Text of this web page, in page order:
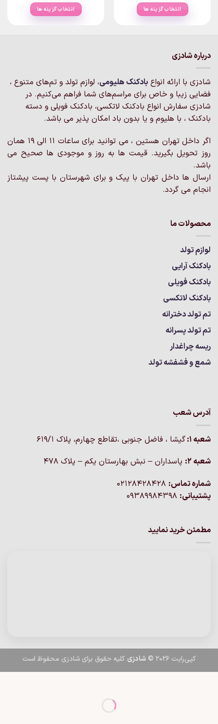
انتخاب گزینه ها
باشد.
گزینه
ها
ممکن
است
صفحه
محصول
شوند
انتخاب گزینه ها
باشد.
گزینه
ممکن
است
صفحه
محصول
شوند
درباره شادزی
شادزی با ارائه انواع بادکنک‌ هلیومی، لوازم تولد و تم‌های متنوع ،
فضایی زیبا و خاص برای مراسم‌های شما فراهم می‌کنیم. در
شادزی سفارش انواع بادکنک لاتکسی، بادکنک فویلی و دسته
بادکنک ، با هلیوم و یا بدون باد امکان پذیر می باشد.
اگر داخل تهران هستین ، می توانید برای ساعات 11 الی 19 همان
روز تحویل بگیرید. قیمت ها به روز و موجودی ها صحیح می
باشد.
ارسال ها داخل تهران با پیک و برای شهرستان با پست پیشتاز
انجام می گردد.
محصولات ما
لوازم تولد
بادکنک آرایی
بادکنک فویلی
بادکنک لاتکسی
تم تولد دخترانه
تم تولد پسرانه
ریسه چراغدار
شمع و فشفشه تولد
آدرس شعب
شعبه 1:
گيشا ، فاضل جنوبی ،تقاطع چهارم، پلاک 619/1
شعبه 2:
پاسداران – نبش بهارستان یکم – پلاک ۴۷۸
شماره تماس:
پشتیبانی:
مطمئن خرید نمایید
کپی‌رایت 2026 © شادزی کلیه حقوق برای شادزی محفوظ است